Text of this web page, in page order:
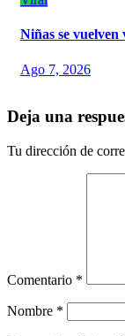
Niñas se
Ago 7, 2026
Deja una
Tu dirección de
Comentario *
Nombre *